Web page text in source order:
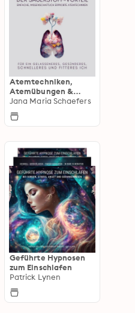
Atemtechniken,
Atemübungen &
Atementspannung
für Anfänger
Jana Maria Schaefers
Geführte Hypnosen
zum Einschlafen
Patrick Lynen